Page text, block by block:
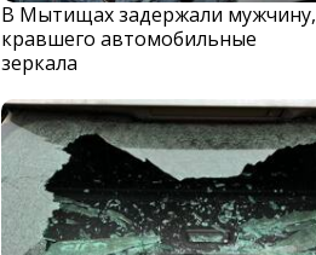
В Мытищах задержали мужчину,
кравшего автомобильные
зеркала